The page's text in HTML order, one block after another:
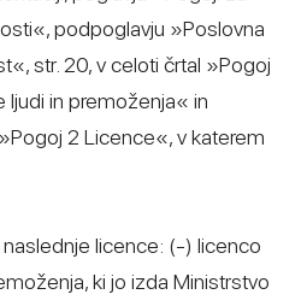
podpoglavju »Poslovna
str. 20, v celoti črtal »Pogoj
ljudi in premoženja« in
2 Licence«, v katerem
licence: (-) licenco
ki jo izda Ministrstvo